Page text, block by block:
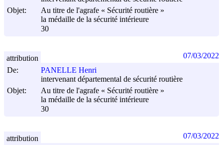
Objet:
Au titre de l'agrafe « Sécurité routière »
la médaille de la sécurité intérieure
30
De:
PANELLE Henri
intervenant départemental de sécurité routière
Objet:
Au titre de l'agrafe « Sécurité routière »
la médaille de la sécurité intérieure
30
attribution 07/03/2022
attribution 07/03/2022